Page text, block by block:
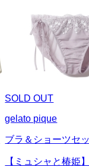
SOLD OUT
gelato pique
ブラ＆ショーツセ
【ミュシャと椿姫